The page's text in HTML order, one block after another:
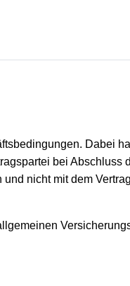
Dabei
bei
nicht mit dem